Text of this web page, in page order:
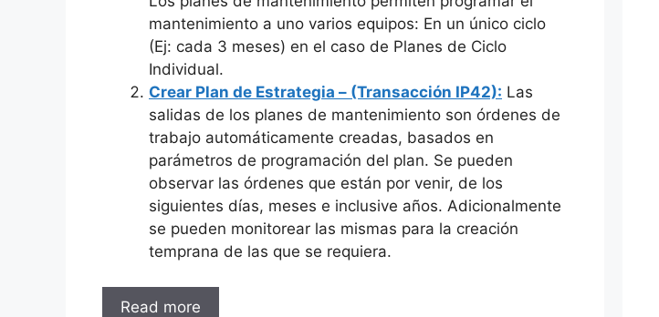
mantenimiento a uno varios equipos: En un único ciclo
(Ej: cada 3 meses) en el caso de Planes de Ciclo
Individual.
Crear Plan de Estrategia – (Transacción IP42): Las
salidas de los planes de mantenimiento son órdenes de
trabajo automáticamente creadas, basados en
parámetros de programación del plan. Se pueden
observar las órdenes que están por venir, de los
siguientes días, meses e inclusive años. Adicionalmente
se pueden monitorear las mismas para la creación
temprana de las que se requiera.
Read more